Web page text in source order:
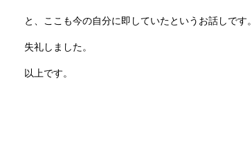
と、ここも今の自分に即していたというお話しです。
失礼しました。
以上です。